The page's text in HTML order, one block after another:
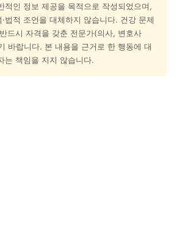
적인 정보 제공을 목적으로 작성되었으며,
법적 조언을 대체하지 않습니다. 건강 문제
드시 자격을 갖춘 전문가(의사, 변호사
바랍니다. 본 내용을 근거로 한 행동에 대
는 책임을 지지 않습니다.